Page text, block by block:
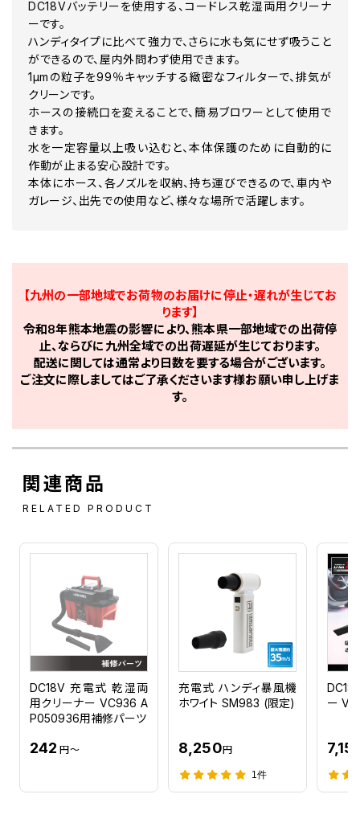
DC18Vバッテリーを使用する、コードレス乾湿両用クリーナ
ーです。
ハンディタイプに比べて強力で、さらに水も気にせず吸うこと
ができるので、屋内外問わず使用できます。
1μmの粒子を99％キャッチする緻密なフィルターで、排気が
クリーンです。
ホースの接続口を変えることで、簡易ブロワーとして使用で
きます。
水を一定容量以上吸い込むと、本体保護のために自動的に
作動が止まる安心設計です。
本体にホース、各ノズルを収納、持ち運びできるので、車内や
ガレージ、出先での使用など、様々な場所で活躍します。
【九州の一部地域でお荷物のお届けに停止・遅れが生じてお
ります】
令和8年熊本地震の影響により、熊本県一部地域での出荷停
止、ならびに九州全域での出荷遅延が生じております。
配送に関しては通常より日数を要する場合がございます。
ご注文に際しましてはご了承くださいます様お願い申し上げま
す。
関連商品
RELATED PRODUCT
DC18V 充電式 乾湿両
用クリーナー VC936 A
P050936用補修パーツ
242 円～
充電式 ハンディ暴風機
ホワイト SM983 (限定)
8,250円
1件
ー